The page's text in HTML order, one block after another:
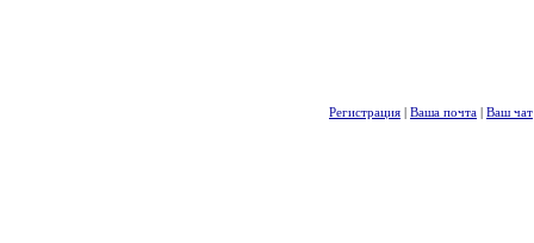
Регистрация | Ваша почта | Ваш чат